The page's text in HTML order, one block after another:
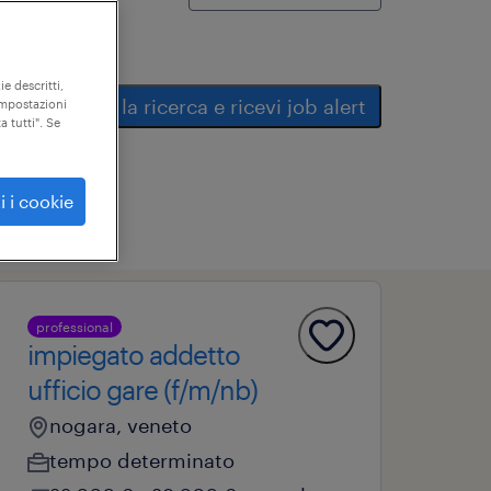
salva la ricerca e ricevi job alert
professional
impiegato addetto
ufficio gare (f/m/nb)
nogara, veneto
tempo determinato
descritti,
tutti". Se
i cookie